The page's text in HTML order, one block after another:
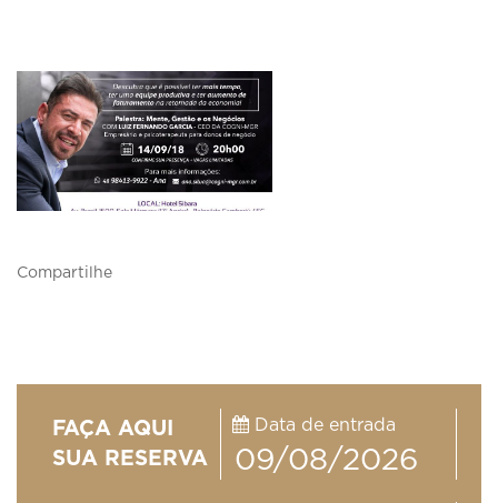
Compartilhe
FAÇA AQUI
SUA RESERVA
Data de entrada